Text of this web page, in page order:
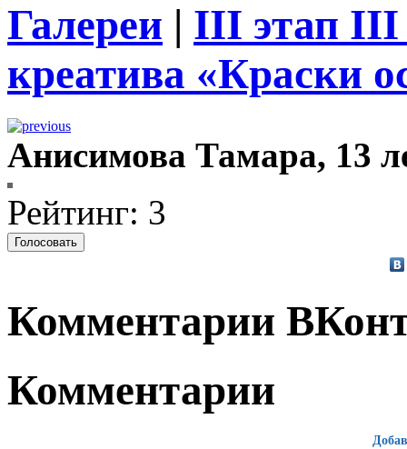
Галереи | III этап III
креатива «Краски
Анисимова Тамара, 13
Рейтинг: 3
Комментарии
Комментарии